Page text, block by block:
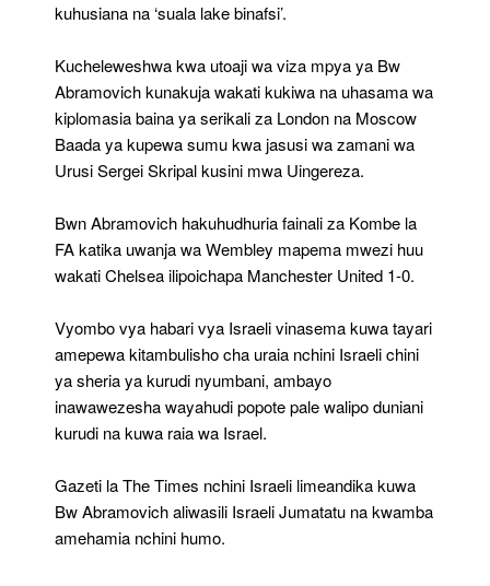
kuhusiana na ‘suala lake binafsi’.
Kucheleweshwa kwa utoaji wa viza mpya ya Bw
Abramovich kunakuja wakati kukiwa na uhasama wa
kiplomasia baina ya serikali za London na Moscow
Baada ya kupewa sumu kwa jasusi wa zamani wa
Urusi Sergei Skripal kusini mwa Uingereza.
Bwn Abramovich hakuhudhuria fainali za Kombe la
FA katika uwanja wa Wembley mapema mwezi huu
wakati Chelsea ilipoichapa Manchester United 1-0.
Vyombo vya habari vya Israeli vinasema kuwa tayari
amepewa kitambulisho cha uraia nchini Israeli chini
ya sheria ya kurudi nyumbani, ambayo
inawawezesha wayahudi popote pale walipo duniani
kurudi na kuwa raia wa Israel.
Gazeti la The Times nchini Israeli limeandika kuwa
Bw Abramovich aliwasili Israeli Jumatatu na kwamba
amehamia nchini humo.